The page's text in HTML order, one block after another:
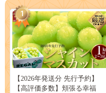
1
【2026年発送分 先行予約】
【高評価多数】頬張る幸福